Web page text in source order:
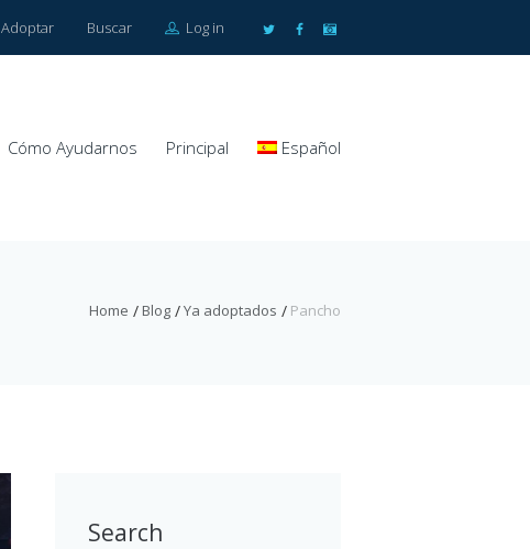
Adoptar Buscar Log in
Cómo Ayudarnos Principal Español
Home Blog Ya adoptados Pancho
Search